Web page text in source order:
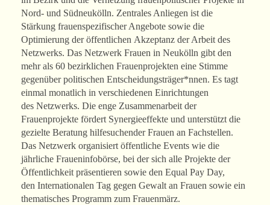
Nord- und Südneukölln. Zentrales Anliegen ist die
Stärkung frauenspezifischer Angebote sowie die
Optimierung der öffentlichen Akzeptanz der Arbeit des
Netzwerks. Das Netzwerk Frauen in Neukölln gibt den
mehr als 60 bezirklichen Frauenprojekten eine Stimme
gegenüber politischen Entscheidungsträger*nnen. Es tagt
einmal monatlich in verschiedenen Einrichtungen
des Netzwerks. Die enge Zusammenarbeit der
Frauenprojekte fördert Synergieeffekte und unterstützt die
gezielte Beratung hilfesuchender Frauen an Fachstellen.
Das Netzwerk organisiert öffentliche Events wie die
jährliche Fraueninfobörse, bei der sich alle Projekte der
Öffentlichkeit präsentieren sowie den Equal Pay Day,
den Internationalen Tag gegen Gewalt an Frauen sowie ein
thematisches Programm zum Frauenmärz.